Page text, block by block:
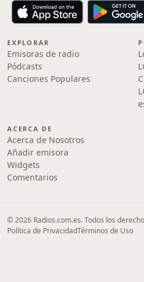
EXPLORAR
Emisoras de radio
Pódcasts
Canciones Populares
ACERCA DE
Acerca de Nosotros
Añadir emisora
Widgets
Comentarios
© 2026 Radios.com.es. Todos los
Política de PrivacidadTérminos de Uso